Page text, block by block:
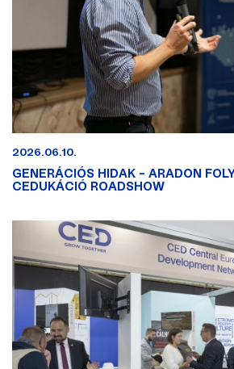
2026.06.10.
GENERÁCIÓS HIDAK – ARADON
CEDUKÁCIÓ ROADSHOW